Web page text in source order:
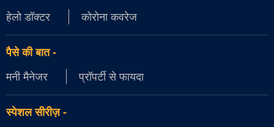
हेलो डॉक्टर
कोरोना कवरेज
पैसे की बात-
मनी मैनेजर
प्रॉपर्टी से फायदा
स्पेशल सीरीज़-